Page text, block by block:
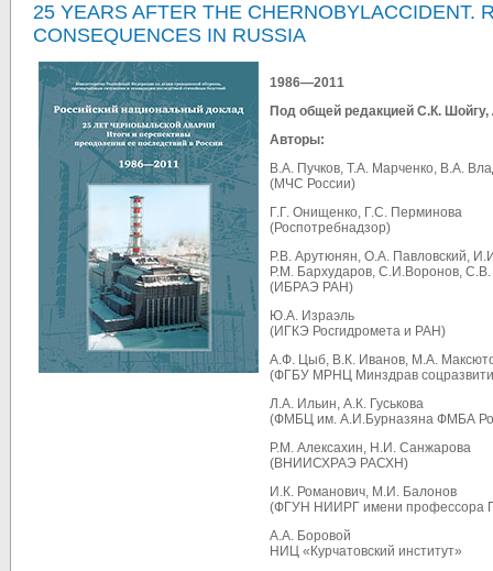
25 YEARS AFTER THE CHERNOBYLACCIDENT.
CONSEQUENCES IN RUSSIA
1986—2011
Под общей редакцией С.К.
Авторы:
В.А. Пучков, Т.А. Марченко, В.А.
(МЧС России)
Г.Г. Онищенко, Г.С. Перминова
(Роспотребнадзор)
Р.В. Арутюнян, О.А. Павловский,
Р.М. Бархударов, С.И.Воронов,
(ИБРАЭ РАН)
Ю.А. Израэль
(ИГКЭ Росгидромета и РАН)
А.Ф. Цыб, В.К. Иванов, М.А.
(ФГБУ МРНЦ Минздрав
Л.А. Ильин, А.К. Гуськова
(ФМБЦ им. А.И.Бурназяна ФМБА
Р.М. Алексахин, Н.И. Санжарова
(ВНИИСХРАЭ РАСХН)
И.К. Романович, М.И. Балонов
(ФГУН НИИРГ имени профессора
А.А. Боровой
НИЦ «Курчатовский институт»